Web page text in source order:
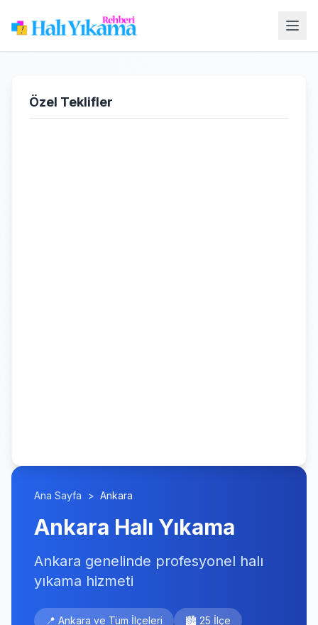
Özel Teklifler
Ana Sayfa > Ankara
Ankara Halı Yıkama
Ankara genelinde profesyonel halı
yıkama hizmeti
📍 Ankara ve Tüm İlçeleri 🏙️ 25 İlçe